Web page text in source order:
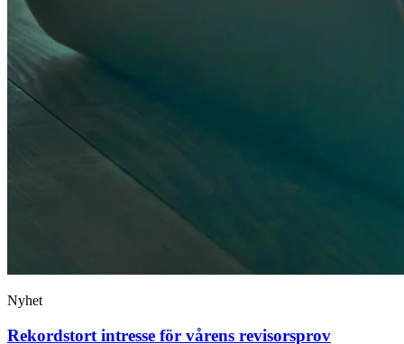
Nyhet
Rekordstort intresse för vårens revisorsprov